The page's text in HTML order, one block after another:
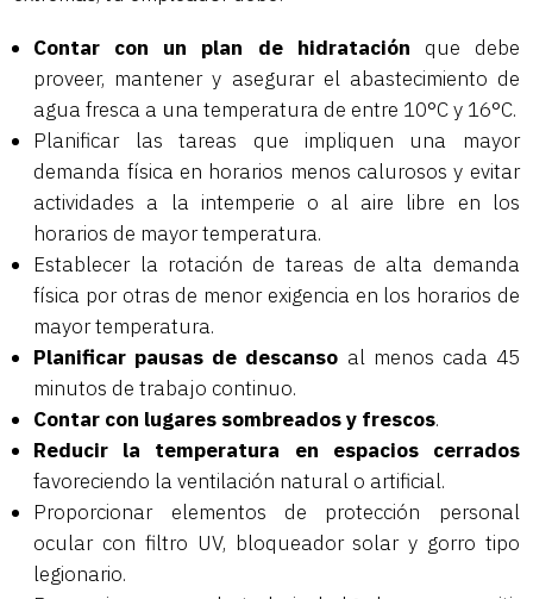
Contar con un plan de hidratación que debe
proveer, mantener y asegurar el abastecimiento de
agua fresca a una temperatura de entre 10°C y 16°C.
Planificar las tareas que impliquen una mayor
demanda física en horarios menos calurosos y evitar
actividades a la intemperie o al aire libre en los
horarios de mayor temperatura.
Establecer la rotación de tareas de alta demanda
física por otras de menor exigencia en los horarios de
mayor temperatura.
Planificar pausas de descanso al menos cada 45
minutos de trabajo continuo.
Contar con lugares sombreados y frescos.
Reducir la temperatura en espacios cerrados
favoreciendo la ventilación natural o artificial.
Proporcionar elementos de protección personal
ocular con filtro UV, bloqueador solar y gorro tipo
legionario.